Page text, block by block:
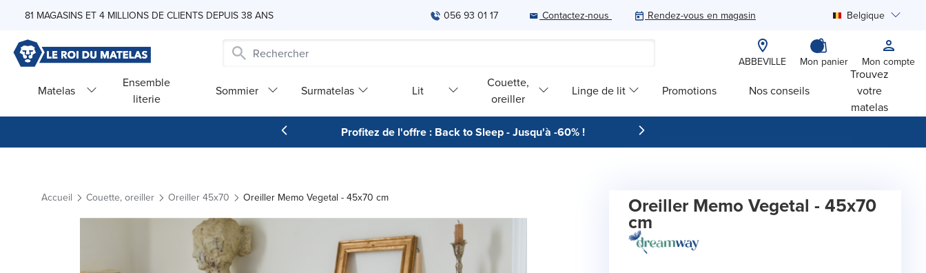
81 MAGASINS ET 4 MILLIONS DE CLIENTS DEPUIS 38 ANS 056 93 01 17 Contactez-nous Rendez-vous en magasin Belgique
ABBEVILLE Mon panier Mon compte
Matelas
Ensemble
literie
Sommier Surmatelas Lit
Couette,
oreiller
Linge de lit Promotions Nos conseils
Trouvez
votre
matelas
Profitez de l'offre : Back to Sleep - Jusqu'à -60% !
Accueil Couette, oreiller Oreiller 45x70 Oreiller Memo Vegetal - 45x70 cm Oreiller Memo Vegetal - 45x70
cm